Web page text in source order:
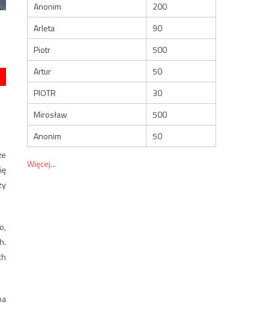
Anonim
200
Arleta
90
Piotr
500
Artur
50
PIOTR
30
Mirosław
500
Anonim
50
Więcej...